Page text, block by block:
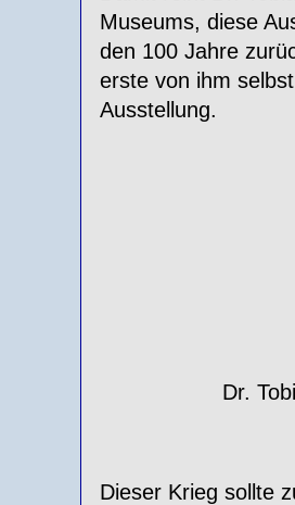
Museums, diese
den 100 Jahre
erste von ihm
Ausstellung.
Dr.
Dieser Krieg sollte